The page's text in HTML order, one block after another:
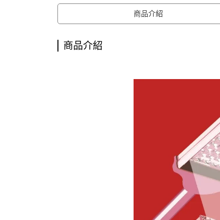
商品介紹
商品介紹